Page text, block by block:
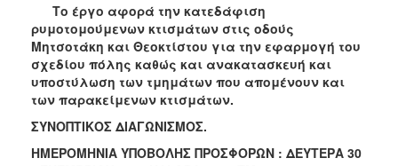
Το έργο αφορά την κατεδάφιση
ρυμοτομούμενων κτισμάτων στις οδούς
Μητσοτάκη και Θεοκτίστου για την εφαρμογή του
σχεδίου πόλης καθώς και ανακατασκευή και
υποστύλωση των τμημάτων που απομένουν και
των παρακείμενων κτισμάτων.
ΣΥΝΟΠΤΙΚΟΣ ΔΙΑΓΩΝΙΣΜΟΣ.
ΗΜΕΡΟΜΗΝΙΑ ΥΠΟΒΟΛΗΣ ΠΡΟΣΦΟΡΩΝ : ΔΕΥΤΕΡΑ 30